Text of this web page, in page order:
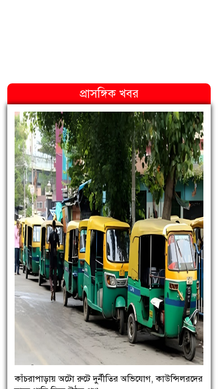
প্রাসঙ্গিক খবর
কাঁচরাপাড়ায় অটো রুটে দুর্নীতির অভিযোগ, কাউন্সিলরদের